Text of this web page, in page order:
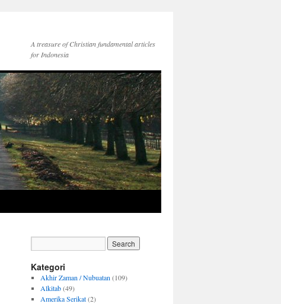
A treasure of Christian fundamental articles
for Indonesia
Kategori
Akhir Zaman / Nubuatan (109)
Alkitab(49)
Amerika Serikat(2)